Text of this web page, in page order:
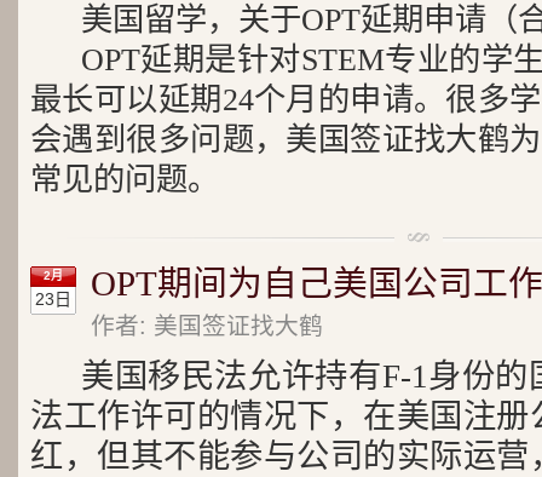
美国留学，关于OPT延期申请（
OPT延期是针对STEM专业的学
最长可以延期24个月的申请。很多
会遇到很多问题，美国签证找大鹤
常见的问题。
2月
23日 OPT期间为自己美国公司工
作者: 美国签证找大鹤
美国移民法允许持有F-1身份
法工作许可的情况下，在美国注
红，但其不能参与公司的实际运